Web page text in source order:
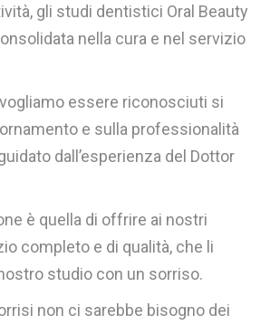
gli studi dentistici Oral Beauty
nella cura e nel servizio
essere riconosciuti si
e sulla professionalità
dall’esperienza del Dottor
è quella di offrire ai nostri
completo e di qualità, che li
studio con un sorriso.
non ci sarebbe bisogno dei